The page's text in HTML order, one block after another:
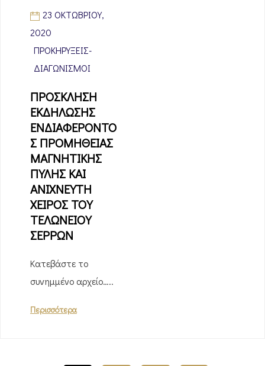
23 ΟΚΤΩΒΡΊΟΥ,
2020
ΠΡΟΚΗΡΎΞΕΙΣ-
ΔΙΑΓΩΝΙΣΜΟΊ
ΠΡΟΣΚΛΗΣΗ
ΕΚΔΗΛΩΣΗΣ
ΕΝΔΙΑΦΕΡΟΝΤΟ
Σ ΠΡΟΜΗΘΕΙΑΣ
ΜΑΓΝΗΤΙΚΗΣ
ΠΥΛΗΣ ΚΑΙ
ΑΝΙΧΝΕΥΤΗ
ΧΕΙΡΟΣ ΤΟΥ
ΤΕΛΩΝΕΙΟΥ
ΣΕΡΡΩΝ
Κατεβάστε το
συνημμένο αρχείο…..
Περισσότερα